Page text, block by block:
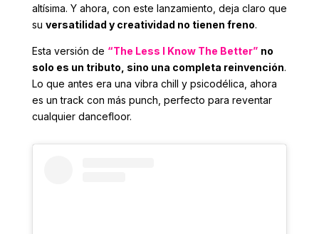
altísima. Y ahora, con este lanzamiento, deja claro que
su versatilidad y creatividad no tienen freno.
Esta versión de “The Less I Know The Better” no
solo es un tributo, sino una completa reinvención.
Lo que antes era una vibra chill y psicodélica, ahora
es un track con más punch, perfecto para reventar
cualquier dancefloor.